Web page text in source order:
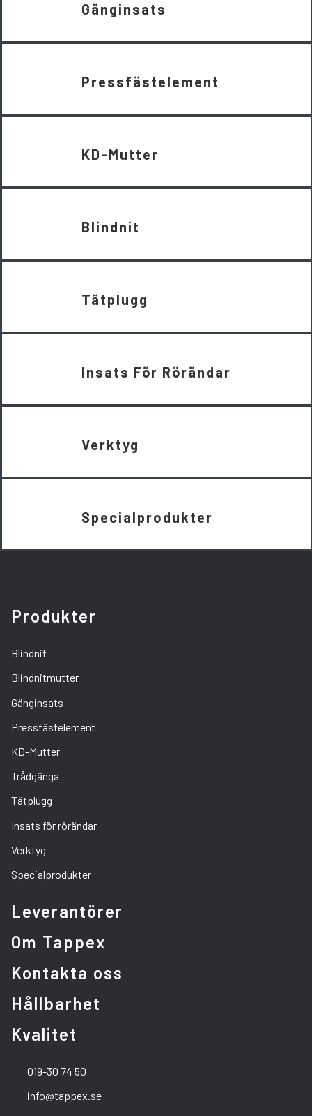
Gänginsats
Pressfästelement
KD-Mutter
Blindnit
Tätplugg
Insats För Rörändar
Verktyg
Specialprodukter
Produkter
Blindnit
Blindnitmutter
Gänginsats
Pressfästelement
KD-Mutter
Trådgänga
Tätplugg
Insats för rörändar
Verktyg
Specialprodukter
Leverantörer
Om Tappex
Kontakta oss
Hållbarhet
Kvalitet
019-30 74 50
info@tappex.se